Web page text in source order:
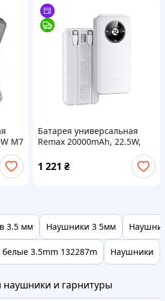
M7
Батарея универсальная
Remax 20000mAh, 22.5W,
White)
1 221 ₴
3.5 мм Наушники 3 5мм
3.5mm 132287m Наушники
наушники и гарнитуры